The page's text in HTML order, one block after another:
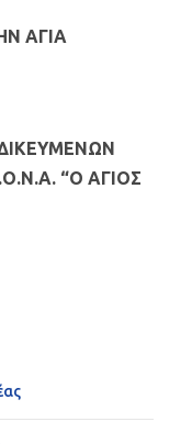
ΑΓΙΑ
“Ο ΑΓΙΟΣ